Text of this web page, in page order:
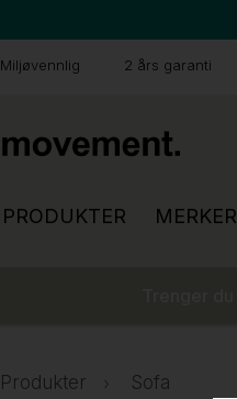
Miljøvennlig 2 års garanti
PRODUKTER MERKER
Produkter Sofa